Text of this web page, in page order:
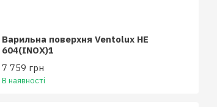
Варильна поверхня Ventolux HE
604(INOX)1
7 759 грн
В наявності